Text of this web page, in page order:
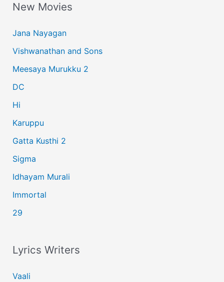
r
h
f
o
r
:
New Movies
Jana Nayagan
Vishwanathan and Sons
Meesaya Murukku 2
DC
Hi
Karuppu
Gatta Kusthi 2
Sigma
Idhayam Murali
Immortal
29
Lyrics Writers
Vaali